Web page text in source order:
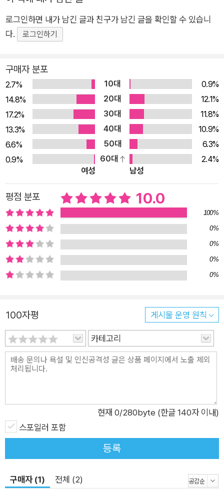
은) 꽃을 수면에 띄우는 아름다운 꽃이다. 수련 주위에 있는 물과
공기, 햇빛, 하늘, 수양버들, 부들 등이 모두 내 시의 원천이 되었
다. 그리고 물속에 있는 작은 물고기와 물풀, 우리가 들여다볼 수
되었다. 나는 시를 쓰기 시작하던 무렵부터 몸과 언어에 대한 관
심을 줄곧 시로 표현해왔는데, 수련은 형태적으로 그런 나의 관심
을 촉발시키기에 충분했다. 다시 말하면 뿌리와 줄기를 물속에
(보이지 않는 곳에) 감추고 꽃만 물 밖으로(보이는 곳으로) 내미
는 수련은 언어를 몸으로 하고 느낌이나 생각을 그 언어로 표현하
는 시와 형태적으로 동류의 것으로 내게는 받아들여졌다. 수련이
수중 세계의 신비를 알려주는 메신저라면 시는 바로 우리 몸이 부
딪치며 겪는 세계를 의미화하여 알려주는 메신저이다. 나는 몸과
를 열망하여왔는데, 수련 연작들을 통해서는 시와 수련(언어와
실물)이 겹쳐지는 접점을 시로 포착하려고 노력했다.
로그인하면 내가 남긴 글과 친구가 남긴 글을 확인할 수 있습니
다.
로그인하기
구매자 분포
2.7% 10대
0.9%
14.8%
20대
12.1%
17.2%
30대
11.8%
13.3%
40대
10.9%
6.6%
50대
6.3%
0.9%
60대
2.4%
여성
남성
평점 분포 10.0
100%
0%
0%
0%
0%
100자평 게시물 운영 원칙
카테고리
현재 0/280byte (한글 140자 이내)
스포일러 포함
등록
구매자 (1) 전체 (2)